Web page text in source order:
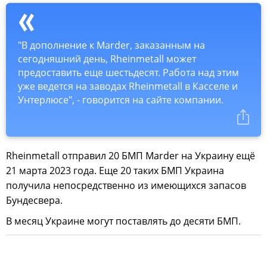
"В дополнение к Marder, заказанным на
сегодняшний день, Rheinmetall может
предоставить еще шестьдесят. Работа над этим
уже ведется на заводах Rheinmetall в Касселе и
Унтерлюсе", - говорится на сайте компании.
Rheinmetall отправил 20 БМП Marder на Украину ещё
21 марта 2023 года. Еще 20 таких БМП Украина
получила непосредственно из имеющихся запасов
Бундесвера.
В месяц Украине могут поставлять до десяти БМП.